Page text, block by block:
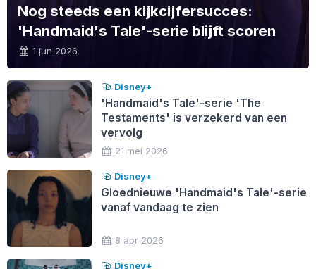
Nog steeds een kijkcijfersucces:
'Handmaid's Tale'-serie blijft scoren
1 jun 2026
Disney+
'Handmaid's Tale'-serie 'The
Testaments' is verzekerd van een
vervolg
21 mei 2026
Disney+
Gloednieuwe 'Handmaid's Tale'-serie
vanaf vandaag te zien
8 apr 2026
Disney+